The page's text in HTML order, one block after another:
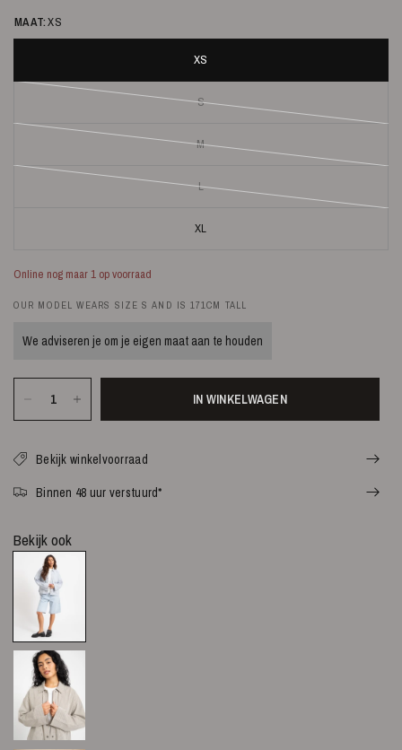
MAAT:XS
XS
S
M
L
XL
Online nog maar 1 op voorraad
OUR MODEL WEARS SIZE S AND IS 171CM TALL
We adviseren je om je eigen maat aan te houden
IN WINKELWAGEN
Bekijk winkelvoorraad
Binnen 48 uur verstuurd*
Bekijk ook